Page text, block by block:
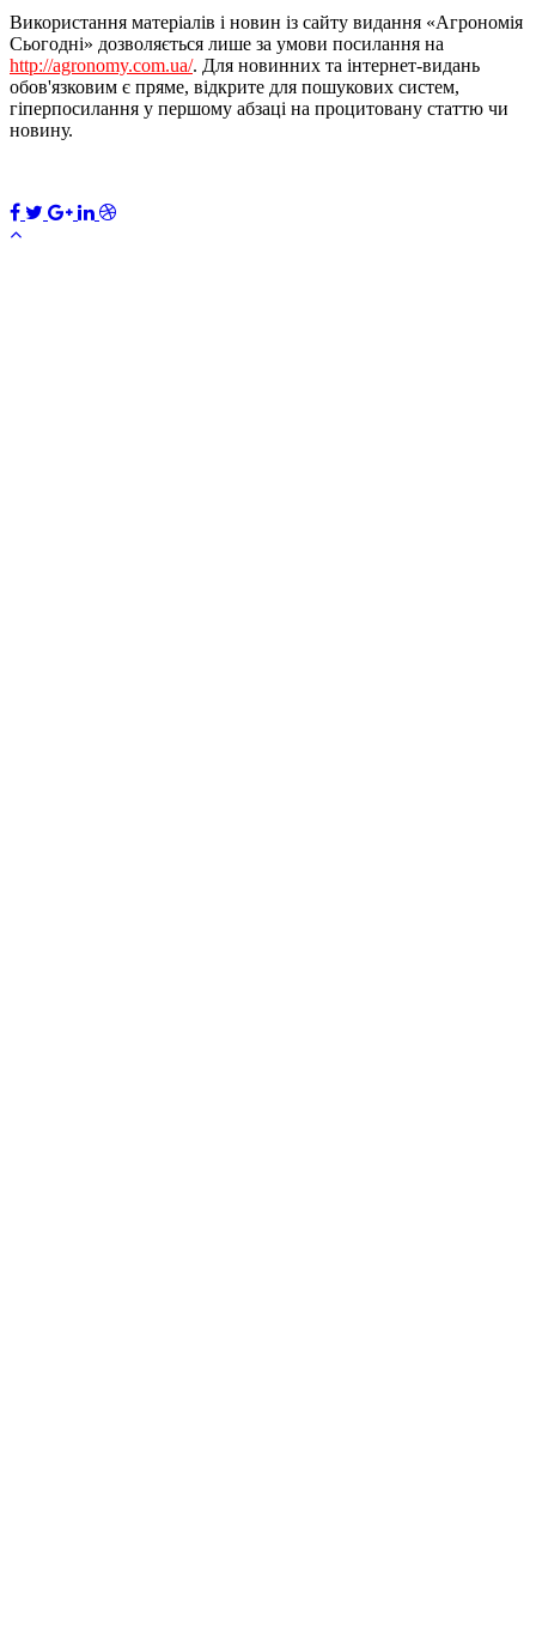
Використання матеріалів і новин із сайту видання «Агрономія
Сьогодні» дозволяється лише за умови посилання на
http://agronomy.com.ua/. Для новинних та інтернет-видань
обов'язковим є пряме, відкрите для пошукових систем,
гіперпосилання у першому абзаці на процитовану статтю чи
новину.